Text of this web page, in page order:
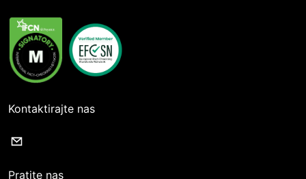
Kontaktirajte nas
Pratite nas